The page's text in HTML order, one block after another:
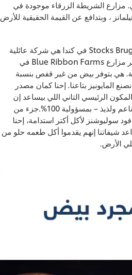
مزارع الشريطة الزرقاء موجودة في
، وبتدافع عن القيمة الحقيقية للأرض
مزرعة Stocks Brugger’s في كندا هي شركة عائلية
وواحدة من أكبر مزارع Blue Ribbon Farms في
هي بتوفر بيض من غير قفص بنسبة
نصنع المايونيز بتاعنا. إحنا كمان مصدر
الرئيسي التاني اللي بيساعد إن
المايونيز يبقى ناعم ولذيذ – بمسؤولية 100%.جزء من
فود سوليوشنز لأكل أكتر استدامة، إحنا
شيفاتنا إنهم يقدموا أكل طعمه حلو من
الأرض.